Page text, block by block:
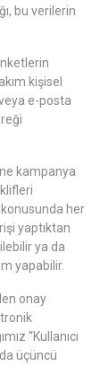
bu verilerin
kişisel
e-posta
kampanya
her
yaptıktan
ya da
yapabilir.
onay
“Kullanıcı
üçüncü